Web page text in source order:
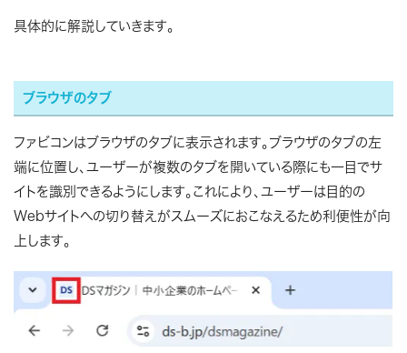
具体的に解説していきます。
ブラウザのタブ
ファビコンはブラウザのタブに表示されます。ブラウザのタブの左
端に位置し、ユーザーが複数のタブを開いている際にも一目でサ
イトを識別できるようにします。これにより、ユーザーは目的の
Webサイトへの切り替えがスムーズにおこなえるため利便性が向
上します。